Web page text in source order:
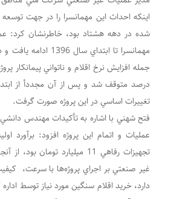
اينکه احداث اين مهمانسرا را در جهت
شده در دهه هشتاد بود، خاطرنشان کرد:
مهمانسرا تا ابتداي
تغييرات اساسي در اين پروژه صورت گرفت.
فتح شهني با اشاره به تأکيدات مهندس
عمليات و اتمام اين پروژه افزود: برآورد
تجهيزات رفاهي 11 ميليارد
غير صنعتي بر اجراي پروژه‌ها با سرعت،
دارد، خريد اقلام سنگين مورد نياز توسط